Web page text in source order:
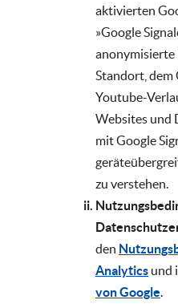
aktivierten
»Google
anonymisierte
Standort, dem
Youtube-
Websites und
mit Google
zu verstehen.
den
Analytics und
von Google.